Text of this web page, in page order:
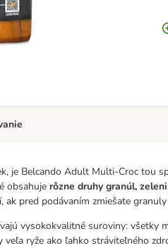
je Belcando Adult Multi-Croc tou
obsahuje rôzne druhy granúl,
pred podávaním zmiešate
vysokokvalitné suroviny: všetky
ryže ako ľahko stráviteľného